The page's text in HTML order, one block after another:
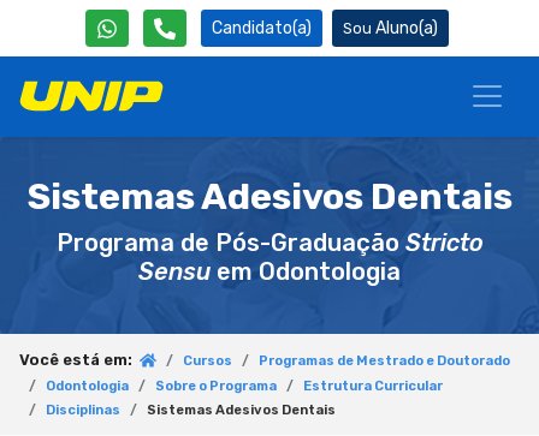
Candidato(a) Aluno(a)
Sistemas Adesivos Dentais
Programa de Pós-Graduação Stricto
Sensu em Odontologia
Você está em: Cursos
Programas de Mestrado e Doutorado
Odontologia
Sobre o Programa
Estrutura Curricular
Disciplinas
Sistemas Adesivos Dentais